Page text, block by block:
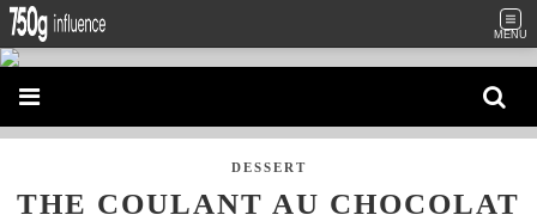
MENU
DESSERT
THE COULANT AU CHOCOLAT